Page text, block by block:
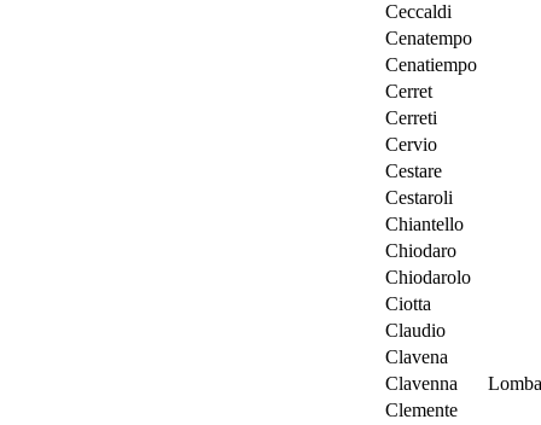
Ceccaldi
Cenatempo
Cenatiempo
Cerret
Cerreti
Cervio
Cestare
Cestaroli
Chiantello
Chiodaro
Chiodarolo
Ciotta
Claudio
Clavena
Clavenna
Clemente